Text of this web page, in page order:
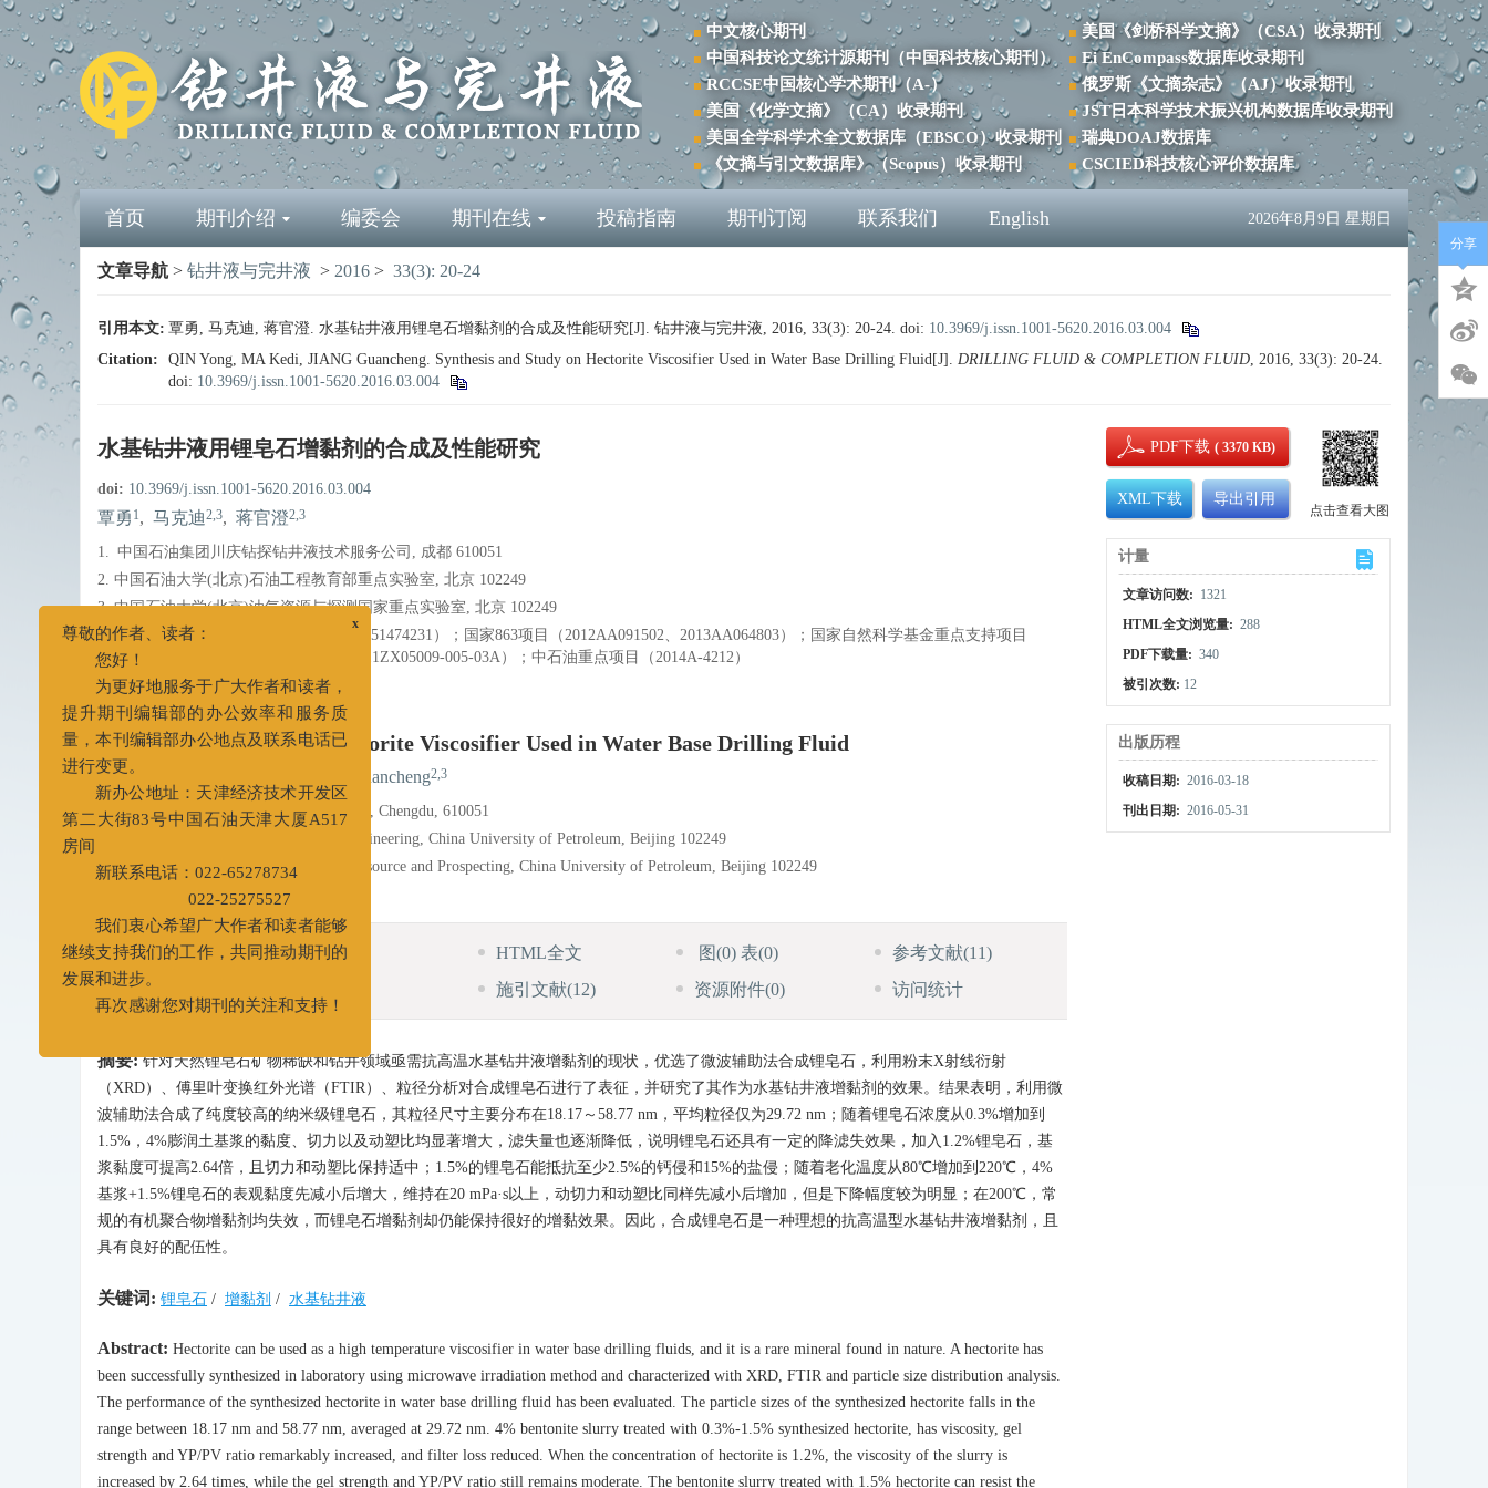
中文核心期刊
中国科技论文统计源期刊（中国科技核心期刊）
RCCSE中国核心学术期刊（A-）
美国《化学文摘》（CA）收录期刊
美国全学科学术全文数据库（EBSCO）收录期刊
《文摘与引文数据库》（Scopus）收录期刊
美国《剑桥科学文摘》（CSA）收录期刊
Ei EnCompass数据库收录期刊
俄罗斯《文摘杂志》（AJ）收录期刊
JST日本科学技术振兴机构数据库收录期刊
瑞典DOAJ数据库
CSCIED科技核心评价数据库
首页 期刊介绍 编委会 期刊在线 投稿指南 期刊订阅 联系我们 English 2026年8月9日 星期日
文章导航 > 钻井液与完井液 > 2016 > 33(3): 20-24
引用本文: 覃勇, 马克迪, 蒋官澄. 水基钻井液用锂皂石增黏剂的合成及性能研究[J]. 钻井液与完井液, 2016, 33(3): 20-24. doi: 10.3969/j.issn.1001-5620.2016.03.004
Citation:
QIN Yong, MA Kedi, JIANG Guancheng. Synthesis and Study on Hectorite Viscosifier Used in Water Base Drilling Fluid[J]. DRILLING FLUID & COMPLETION FLUID, 2016, 33(3): 20-24.
doi: 10.3969/j.issn.1001-5620.2016.03.004
水基钻井液用锂皂石增黏剂的合成及性能研究
doi: 10.3969/j.issn.1001-5620.2016.03.004
覃勇 1, 马克迪2,3, 蒋官澄2,3
1. 中国石油集团川庆钻探钻井液技术服务公司, 成都 610051
2. 中国石油大学(北京)石油工程教育部重点实验室, 北京 102249
3. 中国石油大学(北京)油气资源与探测国家重点实验室, 北京 102249
基金项目:国家自然科学基金面上项目（51474231）；国家863项目（2012AA091502、2013AA064803）；国家自然科学基金重点支持项目
（U1262201）；国家科技重大专项（2011ZX05009-005-03A）；中石油重点项目（2014A-4212）
详细信息
Synthesis and Study on Hectorite Viscosifier Used in Water Base Drilling Fluid
QIN Yong JIANG Guancheng2,3
1. CCDC Drilling Fluid Services Company, Chengdu, 610051
2. MOE Key Laboratory of Petroleum Engineering, China University of Petroleum, Beijing 102249
3. State Key Laboratory of Oil and Gas Resource and Prospecting, China University of Petroleum, Beijing 102249
摘要 HTML全文 图(0) 表(0) 参考文献(11)
施引文献(12) 资源附件(0) 访问统计
摘要:针对天然锂皂石矿物稀缺和钻井领域亟需抗高温水基钻井液增黏剂的现状，优选了微波辅助法合成锂皂石，利用粉末X射线衍射
（XRD）、傅里叶变换红外光谱（FTIR）、粒径分析对合成锂皂石进行了表征，并研究了其作为水基钻井液增黏剂的效果。结果表明，利用微
波辅助法合成了纯度较高的纳米级锂皂石，其粒径尺寸主要分布在18.17～58.77 nm，平均粒径仅为29.72 nm；随着锂皂石浓度从0.3%增加到
1.5%，4%膨润土基浆的黏度、切力以及动塑比均显著增大，滤失量也逐渐降低，说明锂皂石还具有一定的降滤失效果，加入1.2%锂皂石，基
浆黏度可提高2.64倍，且切力和动塑比保持适中；1.5%的锂皂石能抵抗至少2.5%的钙侵和15%的盐侵；随着老化温度从80℃增加到220℃，4%
基浆+1.5%锂皂石的表观黏度先减小后增大，维持在20 mPa·s以上，动切力和动塑比同样先减小后增加，但是下降幅度较为明显；在200℃，常
规的有机聚合物增黏剂均失效，而锂皂石增黏剂却仍能保持很好的增黏效果。因此，合成锂皂石是一种理想的抗高温型水基钻井液增黏剂，且
具有良好的配伍性。
关键词: 锂皂石 / 增黏剂 / 水基钻井液
Abstract: Hectorite can be used as a high temperature viscosifier in water base drilling fluids, and it is a rare mineral found in nature. A hectorite has
been successfully synthesized in laboratory using microwave irradiation method and characterized with XRD, FTIR and particle size distribution analysis.
The performance of the synthesized hectorite in water base drilling fluid has been evaluated. The particle sizes of the synthesized hectorite falls in the
range between 18.17 nm and 58.77 nm, averaged at 29.72 nm. 4% bentonite slurry treated with 0.3%-1.5% synthesized hectorite, has viscosity, gel
strength and YP/PV ratio remarkably increased, and filter loss reduced. When the concentration of hectorite is 1.2%, the viscosity of the slurry is
increased by 2.64 times, while the gel strength and YP/PV ratio still remains moderate. The bentonite slurry treated with 1.5% hectorite can resist the
PDF下载( 3370 KB)
XML下载 导出引用
点击查看大图
计量
文章访问数: 1321
HTML全文浏览量: 288
PDF下载量: 340
被引次数: 12
出版历程
收稿日期: 2016-03-18
刊出日期: 2016-05-31
分享
x
尊敬的作者、读者：
您好！
为更好地服务于广大作者和读者，
提升期刊编辑部的办公效率和服务质
量，本刊编辑部办公地点及联系电话已
进行变更。
新办公地址：天津经济技术开发区
第二大街83号中国石油天津大厦A517
房间
新联系电话：022-65278734
022-25275527
我们衷心希望广大作者和读者能够
继续支持我们的工作，共同推动期刊的
发展和进步。